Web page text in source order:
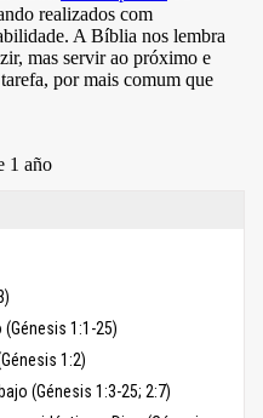
1:1-25)
1:2)
(Génesis 1:3-25; 2:7)